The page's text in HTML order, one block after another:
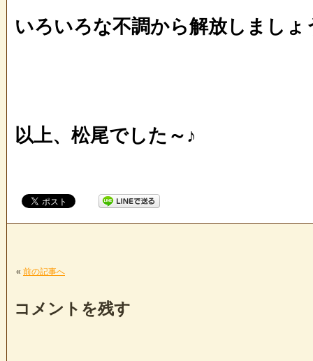
いろいろな不調から解放しましょ
以上、松尾でした～♪
« 前の記事へ
コメントを残す